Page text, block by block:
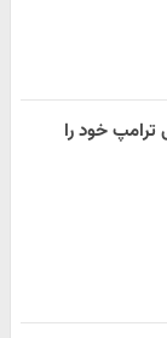
خود را